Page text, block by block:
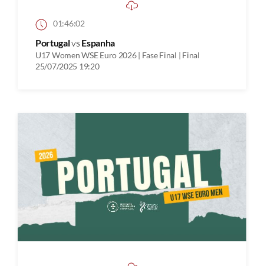
01:46:02
Portugalvs Espanha
U17 Women WSE Euro 2026 | Fase Final | Final
25/07/2025 19:20